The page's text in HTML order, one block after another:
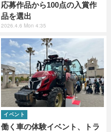
応募作品から100点の入賞作
品を選出
2026.4.6 Mon 4:35
働く車の体験イベント、トラ
イベント